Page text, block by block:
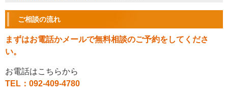
ご相談の流れ
まずはお電話かメールで無料相談のご予約をしてくださ
い。
お電話はこちらから
TEL：092-409-4780